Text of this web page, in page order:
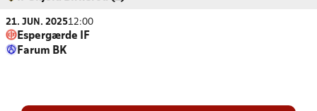
21. JUN. 202512:00
Espergærde IF
Farum BK